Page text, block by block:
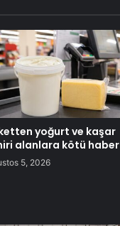
yoğurt ve kaşar
alanlara kötü haber
5, 2026